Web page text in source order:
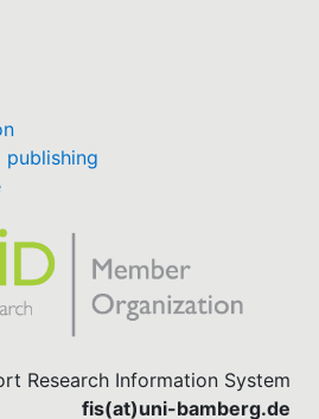
publishing
Research Information System
fis(at)uni-bamberg.de